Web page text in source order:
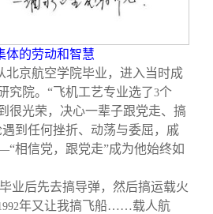
体的劳动和智慧
北京航空学院毕业，进入当时成
究院。“飞机工艺专业选了3个
很光荣，决心一辈子跟党走、搞
到任何挫折、动荡与委屈，戚
相信党，跟党走”成为他始终如
业后先去搞导弹，然后搞运载火
年又让我搞飞船……载人航